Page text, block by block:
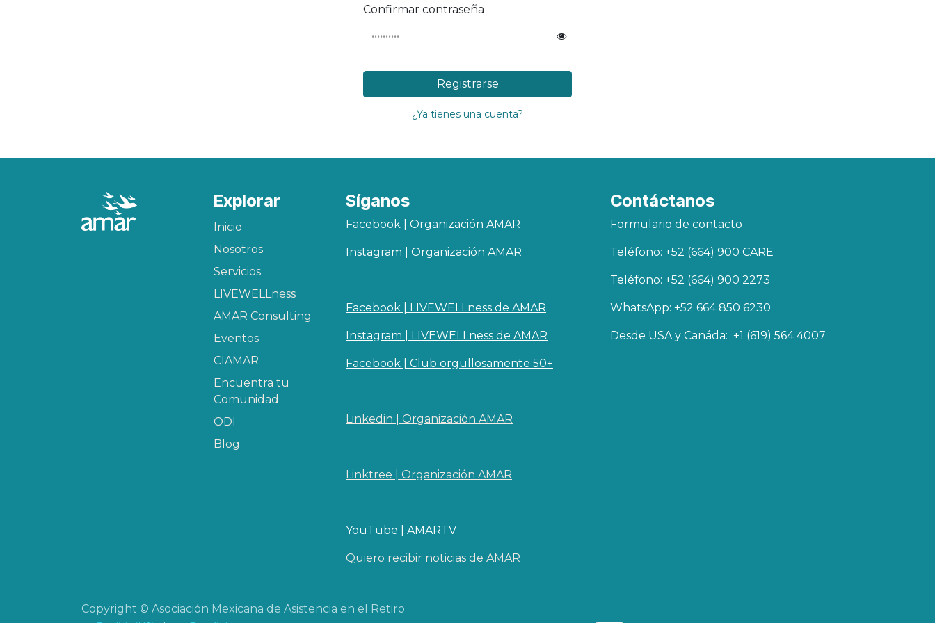
Confirmar contraseña
Registrarse
¿Ya tienes una cuenta?
Explorar
Inicio
Nosotros
Servicios
LIVEWELLness
AMAR Consulting
Eventos
CIAMAR​
Encuentra tu
Comunidad
ODI
Blog
Síganos
Facebook | Organización AMAR
Instagram | Organización AMAR
Facebook | LIVEWELLness de AMAR
Instagram | LIVEWELLness de AMAR
Facebook | Club orgullosamente 50+
Linkedin | O​rganización AMAR
Linktree | Organización AMAR
YouTube | AMARTV
Quiero recibir noticias de AMAR
Contáctanos
Formulario de contacto
Teléfono: +52 (664) 900 CARE
Teléfono: +52 (664) 900 2273
WhatsApp: +52 664 850 6230
Desde USA y Canáda: +1 (619) 564 4007
Copyright © Asociación Mexicana de Asistencia en el Retiro